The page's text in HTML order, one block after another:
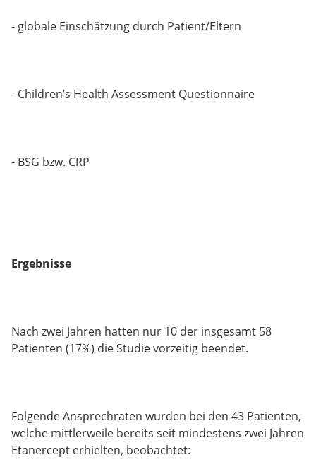
- globale Einschätzung durch Patient/Eltern
- Children’s Health Assessment Questionnaire
- BSG bzw. CRP
Ergebnisse
Nach zwei Jahren hatten nur 10 der insgesamt 58
Patienten (17%) die Studie vorzeitig beendet.
Folgende Ansprechraten wurden bei den 43 Patienten,
welche mittlerweile bereits seit mindestens zwei Jahren
Etanercept erhielten, beobachtet: